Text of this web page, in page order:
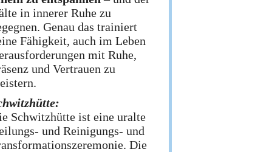
in innerer Ruhe zu
Genau das trainiert
Fähigkeit, auch im Leben
mit Ruhe,
und Vertrauen zu
Schwitzhütte ist eine uralte
und Reinigungs- und
Die